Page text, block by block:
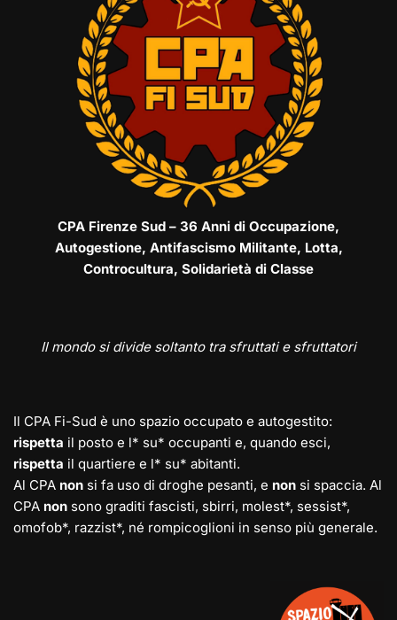
CPA Firenze Sud – 36 Anni di Occupazione,
Autogestione, Antifascismo Militante, Lotta,
Controcultura, Solidarietà di Classe
Il mondo si divide soltanto tra sfruttati e sfruttatori
Il CPA Fi-Sud è uno spazio occupato e autogestito:
rispetta il posto e l* su* occupanti e, quando esci,
rispetta il quartiere e l* su* abitanti.
Al CPA non si fa uso di droghe pesanti, e non si spaccia. Al
CPA non sono graditi fascisti, sbirri, molest*, sessist*,
omofob*, razzist*, né rompicoglioni in senso più generale.